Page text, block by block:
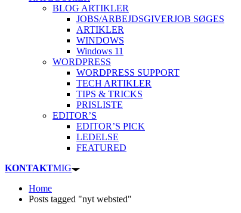
BLOG ARTIKLER
JOBS/ARBEJDSGIVERJOB SØGES
ARTIKLER
WINDOWS
Windows 11
WORDPRESS
WORDPRESS SUPPORT
TECH ARTIKLER
TIPS & TRICKS
PRISLISTE
EDITOR’S
EDITOR’S PICK
LEDELSE
FEATURED
KONTAKTMIG
Home
Posts tagged "nyt websted"